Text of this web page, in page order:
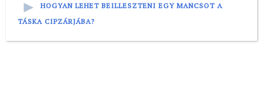
HOGYAN LEHET BEILLESZTENI EGY MANCSOT A
TÁSKA CIPZÁRJÁBA?